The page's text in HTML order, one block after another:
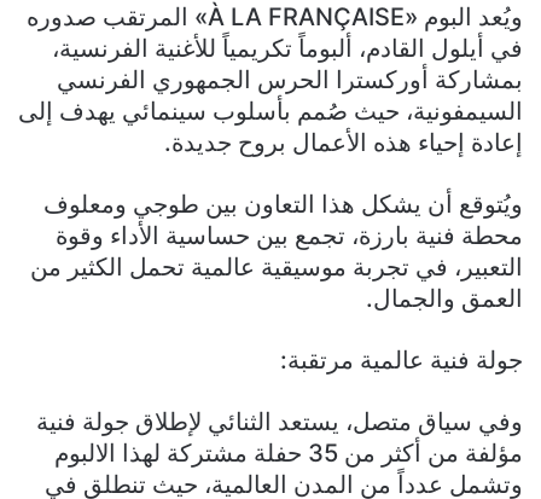
ويُعد البوم «À LA FRANÇAISE» المرتقب صدوره
في أيلول القادم، ألبوماً تكريمياً للأغنية الفرنسية،
بمشاركة أوركسترا الحرس الجمهوري الفرنسي
السيمفونية، حيث صُمم بأسلوب سينمائي يهدف إلى
إعادة إحياء هذه الأعمال بروح جديدة.
ويُتوقع أن يشكل هذا التعاون بين طوجي ومعلوف
محطة فنية بارزة، تجمع بين حساسية الأداء وقوة
التعبير، في تجربة موسيقية عالمية تحمل الكثير من
العمق والجمال.
جولة فنية عالمية مرتقبة:
وفي سياق متصل، يستعد الثنائي لإطلاق جولة فنية
مؤلفة من أكثر من 35 حفلة مشتركة لهذا الالبوم
وتشمل عدداً من المدن العالمية، حيث تنطلق في